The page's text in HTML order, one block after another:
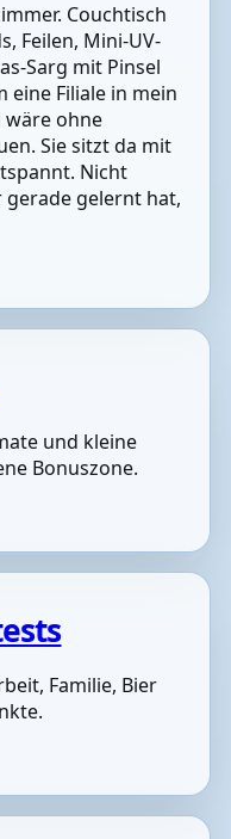
Couchtisch
Feilen, Mini-UV-
Sarg mit Pinsel
eine Filiale in mein
ohne
Sie sitzt da mit
Nicht
gerade gelernt hat,
und kleine
Bonuszone.
Familie, Bier